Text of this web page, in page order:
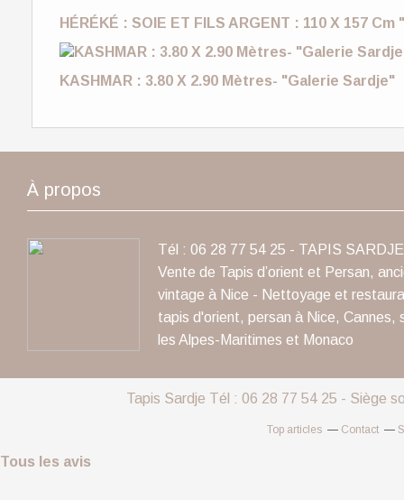
HÉRÉKÉ : SOIE ET FILS ARGENT : 110 X 157
KASHMAR : 3.80 X 2.90 Mètres- "Galerie Sardje"
À propos
Tél : 06 28 77 54 25 - TAPIS
Vente de Tapis d’orient et Persan,
vintage à Nice - Nettoyage et
tapis d'orient, persan à Nice, Cannes,
les Alpes-Maritimes et Monaco
Tapis Sardje Tél : 06 28 77 54 25 - Siège
Top articles Contact
Tous les avis